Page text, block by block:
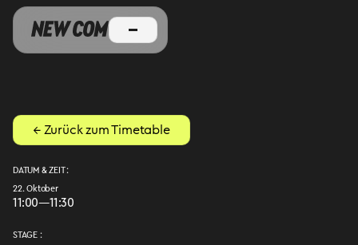
← Zurück zum Timetable
DATUM & ZEIT :
22. Oktober
11:00—11:30
STAGE :